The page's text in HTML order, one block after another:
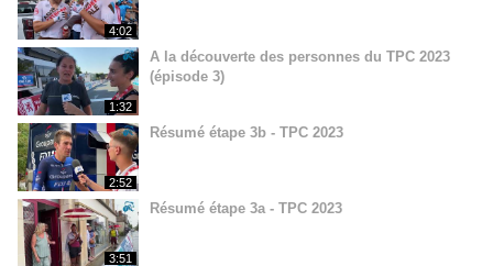
4:02
1:32
A la découverte des personnes du TPC 2023
(épisode 3)
2:52
Résumé étape 3b - TPC 2023
3:51
Résumé étape 3a - TPC 2023